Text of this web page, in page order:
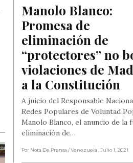
Manolo Blanco:
Promesa de
eliminación de
“protectores” no
violaciones de
a la Constitución
A juicio del Responsable
Redes Populares de Voluntad
Manolo Blanco, el anuncio de la
eliminación de…
Por Nota De Prensa / Venezuela , Julio 1, 2021